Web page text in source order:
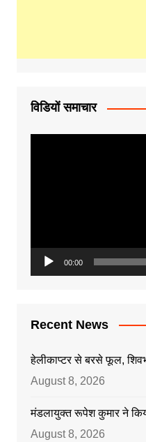
विडियों समाचार
00:00
Recent News
हेलीकाप्टर से बरसे फूल,
August 8, 2026
मंडलायुक्त रूपेश कुमार ने
August 8, 2026